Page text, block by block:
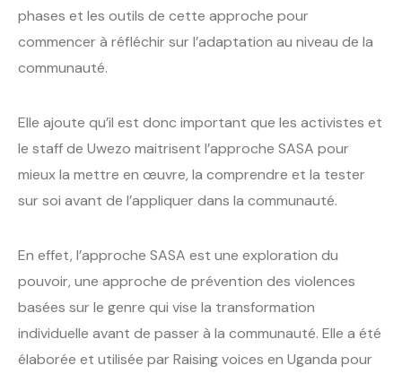
phases et les outils de cette approche pour
commencer à réfléchir sur l’adaptation au niveau de la
communauté.
Elle ajoute qu’il est donc important que les activistes et
le staff de Uwezo maitrisent l’approche SASA pour
mieux la mettre en œuvre, la comprendre et la tester
sur soi avant de l’appliquer dans la communauté.
En effet, l’approche SASA est une exploration du
pouvoir, une approche de prévention des violences
basées sur le genre qui vise la transformation
individuelle avant de passer à la communauté. Elle a été
élaborée et utilisée par Raising voices en Uganda pour